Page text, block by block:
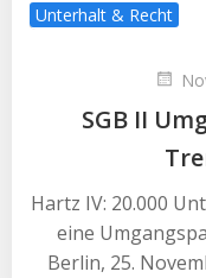
Unterhalt & Recht
SGB II
Hartz IV: 20.000
eine
Berlin, 25.